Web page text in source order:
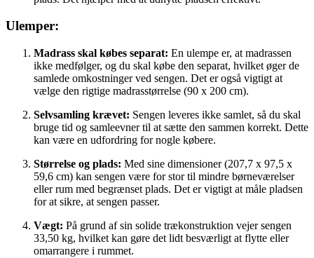
Ulemper:
Madrass skal købes separat: En ulempe er, at madrassen
ikke medfølger, og du skal købe den separat, hvilket øger de
samlede omkostninger ved sengen. Det er også vigtigt at
vælge den rigtige madrasstørrelse (90 x 200 cm).
Selvsamling krævet: Sengen leveres ikke samlet, så du skal
bruge tid og samleevner til at sætte den sammen korrekt. Dette
kan være en udfordring for nogle købere.
Størrelse og plads: Med sine dimensioner (207,7 x 97,5 x
59,6 cm) kan sengen være for stor til mindre børneværelser
eller rum med begrænset plads. Det er vigtigt at måle pladsen
for at sikre, at sengen passer.
Vægt: På grund af sin solide trækonstruktion vejer sengen
33,50 kg, hvilket kan gøre det lidt besværligt at flytte eller
omarrangere i rummet.